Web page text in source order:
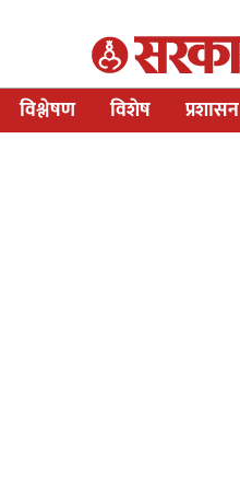
विश्लेषण विशेष प्रशासन